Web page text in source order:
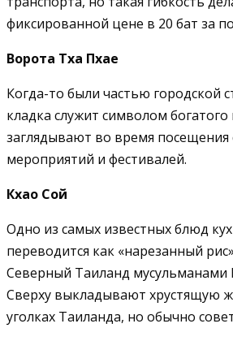
фиксированной цене в 20 бат за
Ворота Тха Пхае
Когда-то были частью городской
кладка служит символом
заглядывают во время посещения
мероприятий и фестивалей.
Кхао Сой
Одно из самых известных блюд
переводится как «нарезанный
Северный Таиланд мусульманами
Сверху выкладывают хрустящую
уголках Таиланда, но обычно